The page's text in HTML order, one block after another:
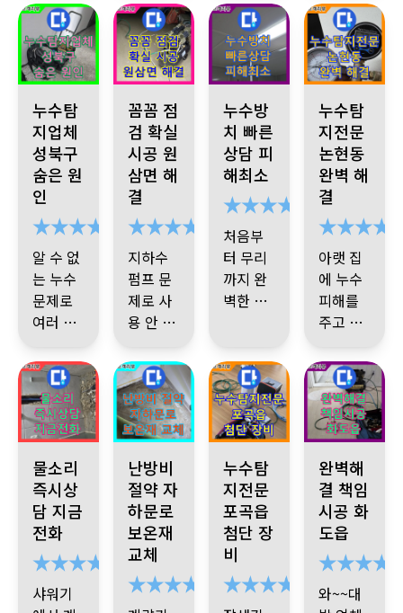
지낼 수
있겠네
요~감사
합니다
^^
주더군
요.이제
야 제대
로 해결
된 느낌
입니다.
수고 많
으셨습
니다
원합니
다.
스였는
데ㅠㅠ
ㅠ 기사
님이 바
로 오셔
서 검사
해주시
고 원인
을 확실
히 알려
주셨어
요 .온수
배관 누
수라 깔
끔하게
셨는데,
설명도
친절하
게 잘해
주시고
비용도
합리적
이라 마
음이 편
했네요
큰 걱정
마음이
너무 무
거웠어
요.기사
님이 오
셔서 하
나하나
다 설명
해 주시
는데, 난
방 배관
이 새는
거라네
요.관리
실이랑
도 같이
움직여
주시고
까지 꼼
꼼하게
해주셔
서 정말
든든했
습니다.
불편했
던 장소
이였는
데 처음
까지 세
심하게
수리 해
주시고
생각보
다 부담
안 돼서
더 마음
이 편했
사합니
다 고생
많으셨
어요~
많이 쓰
였는데,
기사님
이 와서
바로 확
인해 주
셨습니
다
괜히
다른 데
손대는
거 없이
정밀검
사로 원
인부터
딱 짚어
내니 믿
음이 가
어렵지
않게 해
줘서 이
해가 잘
됐습니
다.
빠르게
진행하
고 마무
리까지
게 해주
셔서 괜
히 여기
아볼 필
요 없이
처음부
터 맡길
걸 싶더
셨습니
다.
몰라
요 …천
장에 젖
은 자국
이 뚜렷
하게 보
이고
,아
랫집까
지 피해
가 가니
신경이
많이 쓰
였죠.
까다로
워서 두
번이나
굴착을
선을 해
야 했습
니다.그
래도 기
사님이
포기 안
하고 끝
주셔서
결국에
는 말끔
히 해결
명도 친
절하게
해주시
고,중간
황도 알
려주셔
서 믿음
이 갔습
고생 많
으셨어
누수탐
지업체
성북구
숨은 원
인
알 수 없
는 누수
문제로
여러 업
녀갔지
만 해결
이 안되
서 힘든
수소 문
끝에 알
게 된 누
수 다잡
일한 희
망 이였
던 건 기
사님 의
검사 과
그간 살
한 부분
들이 꾀
많았다
는 겁니
다
그러나
워낙 찾
기 힘든
기에 며
드디어 1
꼼꼼 점
검 확실
시공 원
삼면 해
결
지하수
펌프 문
제로 사
용 안 하
월 만에
수리하
게 되었
는데
고 간단
한 시공
은 아니
였지만
장비 빠
른 판단
으로
일 처리
모습이
꾀 믿음
이 갔죠
이렇게
하루 만
에 해결
될 문제
누수방
치 빠른
상담 피
해최소
처음부
터 무리
까지 완
벽한 마
기사님
저에 고
민을 해
결해 주
사 합니
누수탐
지전문
논현동
완벽 해
결
아랫 집
에 누수
피해를
주고 있
이라 걱
정이 많
았는데
과 후
온,수 직
수,남방
에는 다
제가 없
고
방수 문
하다 기
사님 께
서 친절
하게도
담수 테
행 하고
테스트
후 방수
진 행하
다
자세한
물소리
즉시상
담 지금
전화
샤워기
난방비
절약 자
하문로
보온재
교체
누수탐
지전문
포곡읍
첨단 장
비
완벽해
결 책임
시공 화
도읍
와~~대